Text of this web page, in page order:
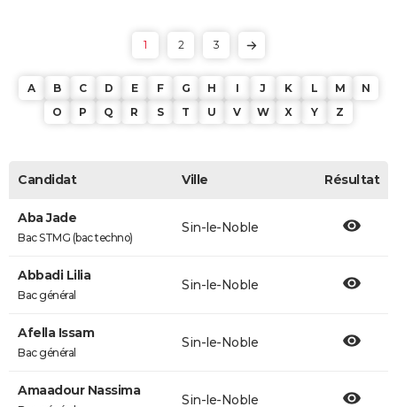
1 2 3
A B C D E F G H I J K L M
N
O
P Q R S T U V W X Y Z
Candidat Ville Résultat
Aba Jade
Bac STMG (bac techno)
Sin-le-Noble
Abbadi Lilia
Bac général
Sin-le-Noble
Afella Issam
Bac général
Sin-le-Noble
Amaadour Nassima
Sin-le-Noble